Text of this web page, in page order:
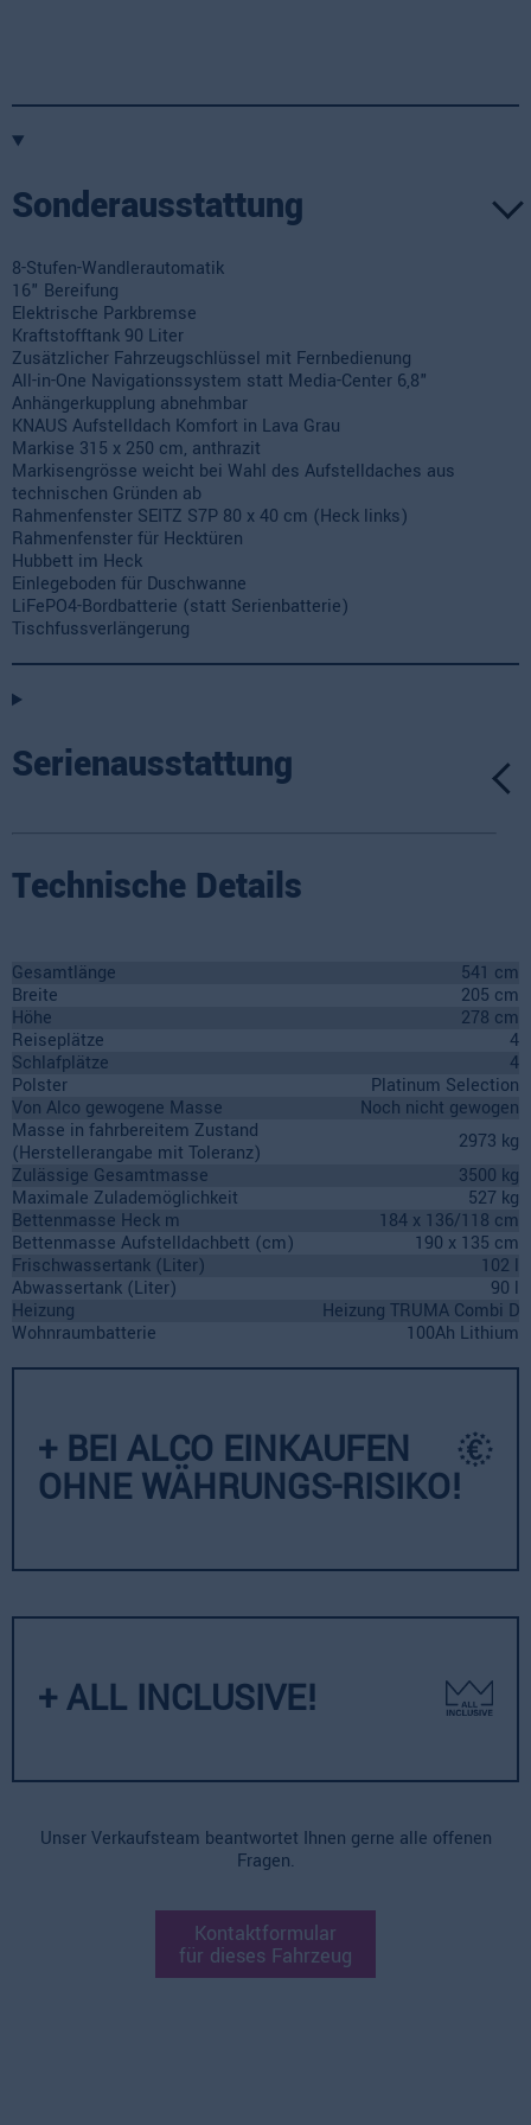
Sonderausstattung
8-Stufen-Wandlerautomatik
16" Bereifung
Elektrische Parkbremse
Kraftstofftank 90 Liter
Zusätzlicher Fahrzeugschlüssel mit Fernbedienung
All-in-One Navigationssystem statt Media-Center 6,8"
Anhängerkupplung abnehmbar
KNAUS Aufstelldach Komfort in Lava Grau
Markise 315 x 250 cm, anthrazit
Markisengrösse weicht bei Wahl des Aufstelldaches aus
technischen Gründen ab
Rahmenfenster SEITZ S7P 80 x 40 cm (Heck links)
Rahmenfenster für Hecktüren
Hubbett im Heck
Einlegeboden für Duschwanne
LiFePO4-Bordbatterie (statt Serienbatterie)
Tischfussverlängerung
Serienausstattung
Technische Details
Gesamtlänge
541 cm
Breite
205 cm
Höhe
278 cm
Reiseplätze
4
Schlafplätze
4
Polster
Platinum Selection
Von Alco gewogene Masse
Noch nicht gewogen
Masse in fahrbereitem Zustand
(Herstellerangabe mit Toleranz)
2973 kg
Zulässige Gesamtmasse
3500 kg
Maximale Zulademöglichkeit
527 kg
Bettenmasse Heck m
184 x 136/118 cm
Bettenmasse Aufstelldachbett (cm)
190 x 135 cm
Frischwassertank (Liter)
102 l
Abwassertank (Liter)
90 l
Heizung
Heizung TRUMA Combi D
Wohnraumbatterie
100Ah Lithium
+ BEI ALCO EINKAUFEN
OHNE WÄHRUNGS-RISIKO!
+ ALL INCLUSIVE!
Unser Verkaufsteam beantwortet Ihnen gerne alle offenen
Fragen.
Kontaktformular
für dieses Fahrzeug